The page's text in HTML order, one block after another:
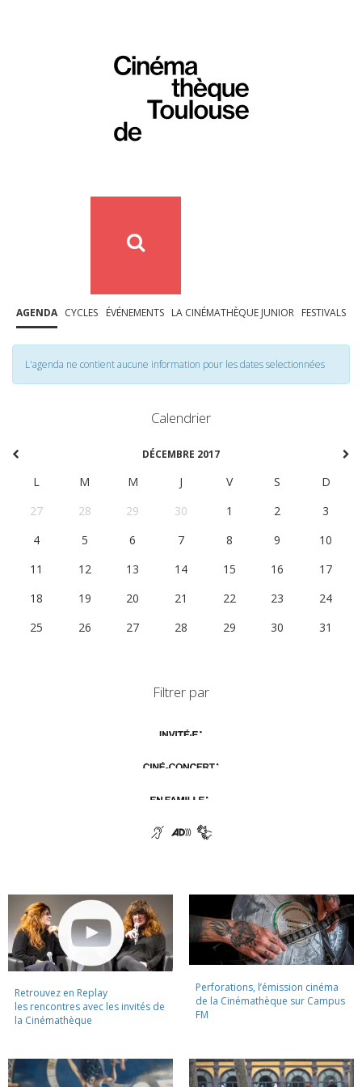
AGENDA CYCLES ÉVÉNEMENTS LA CINÉMATHÈQUE JUNIOR FESTIVALS
L'agenda ne contient aucune information pour les dates selectionnées
Calendrier
DÉCEMBRE 2017
L M M J V S
D
27
28 29 30 1 2
3
4
5 6 7 8 9
10
11
12 13 14 15 16
17
18
19 20 21 22 23
24
25
26 27 28 29 30 31
Filtrer par
Retrouvez en Replay
les rencontres avec les invités de
la Cinémathèque
Perforations, l’émission cinéma
de la Cinémathèque sur Campus
FM